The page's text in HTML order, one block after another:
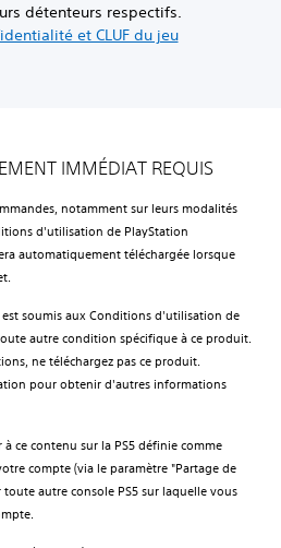
détenteurs respectifs.
et CLUF du jeu
IMMÉDIAT REQUIS
notamment sur leurs modalités
d'utilisation de PlayStation
automatiquement téléchargée lorsque
soumis aux Conditions d'utilisation de
autre condition spécifique à ce produit.
ne téléchargez pas ce produit.
pour obtenir d'autres informations
ce contenu sur la PS5 définie comme
compte (via le paramètre "Partage de
autre console PS5 sur laquelle vous